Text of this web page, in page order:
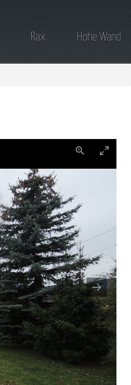
Rax Hohe Wand